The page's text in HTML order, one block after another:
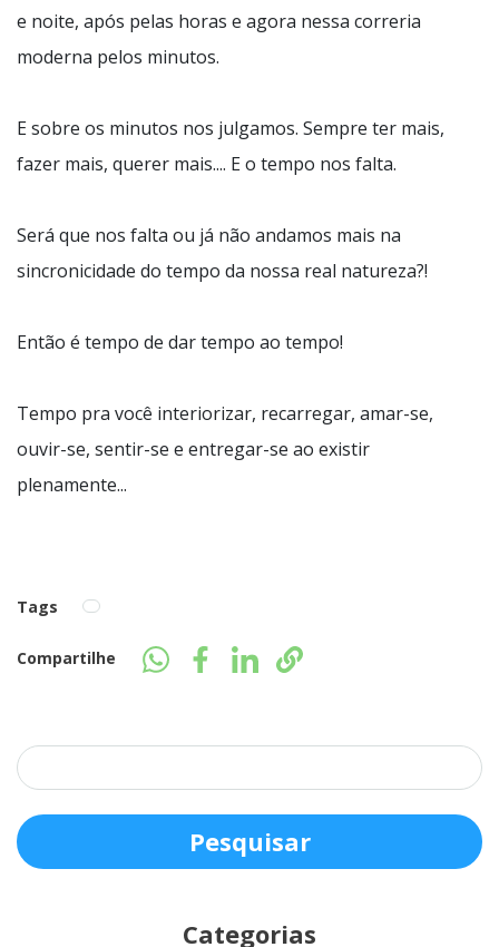
e noite, após pelas horas e agora nessa correria
moderna pelos minutos.
E sobre os minutos nos julgamos. Sempre ter mais,
fazer mais, querer mais.... E o tempo nos falta.
Será que nos falta ou já não andamos mais na
sincronicidade do tempo da nossa real natureza?!
Então é tempo de dar tempo ao tempo!
Tempo pra você interiorizar, recarregar, amar-se,
ouvir-se, sentir-se e entregar-se ao existir
plenamente...
Tags
Compartilhe
Categorias